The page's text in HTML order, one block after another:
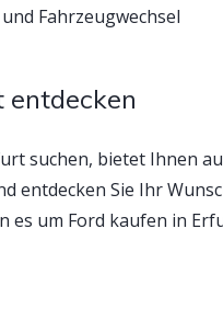
Fahrzeugwechsel
entdecken
suchen, bietet Ihnen
entdecken Sie Ihr
es um Ford kaufen in